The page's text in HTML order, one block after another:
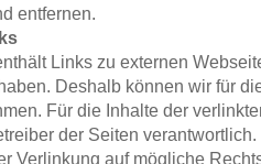
entfernen.
Links zu externen
Deshalb können wir für
Für die Inhalte der
der Seiten
Verlinkung auf mögliche